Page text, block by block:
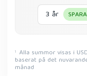
3 år
1 Alla summor visas i USD och alla rabatter speglar en sänkning
baserat på det
månad